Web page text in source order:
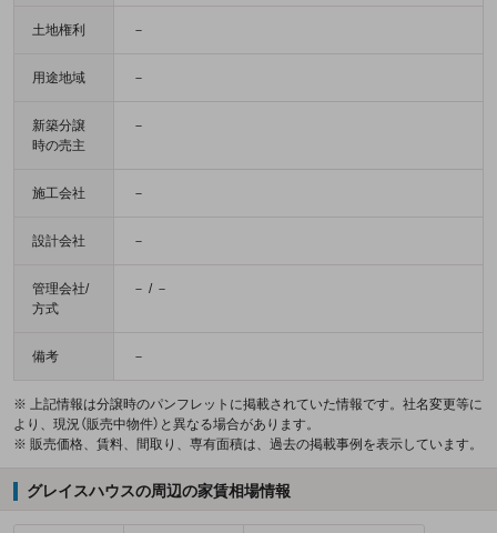
土地権利 －
用途地域 －
新築分譲
時の売主
－
施工会社 －
設計会社 －
管理会社/
方式
－ / －
備考 －
※ 上記情報は分譲時のパンフレットに掲載されていた情報です。社名変更等に
より、現況（販売中物件）と異なる場合があります。
※ 販売価格、賃料、間取り、専有面積は、過去の掲載事例を表示しています。
グレイスハウスの周辺の家賃相場情報